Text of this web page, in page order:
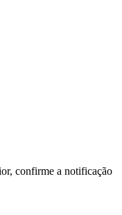
confirme a notificação